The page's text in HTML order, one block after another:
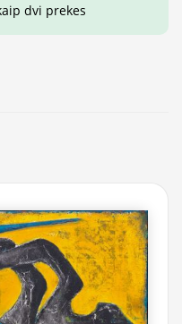
dvi prekes